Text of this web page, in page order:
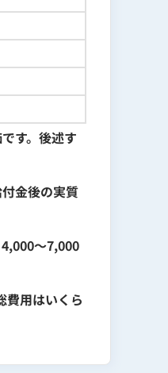
す。後述す
金後の実質
〜7,000
費用はいくら